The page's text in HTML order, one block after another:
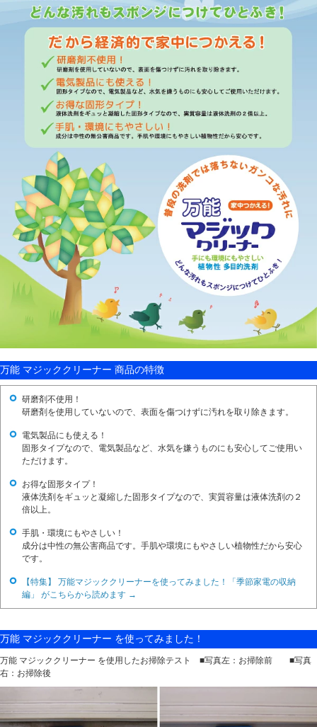
万能 マジッククリーナー 商品の特徴
研磨剤不使用！
研磨剤を使用していないので、表面を傷つけずに汚れを取り除きます。
電気製品にも使える！
固形タイプなので、電気製品など、水気を嫌うものにも安心してご使用い
ただけます。
お得な固形タイプ！
液体洗剤をギュッと凝縮した固形タイプなので、実質容量は液体洗剤の２
倍以上。
手肌・環境にもやさしい！
成分は中性の無公害商品です。手肌や環境にもやさしい植物性だから安心
です。
【特集】 万能マジッククリーナーを使ってみました！「季節家電の収納
編」 がこちらから読めます →
万能 マジッククリーナー を使ってみました！
万能 マジッククリーナー を使用したお掃除テスト ■写真左：お掃除前 ■写真
右：お掃除後